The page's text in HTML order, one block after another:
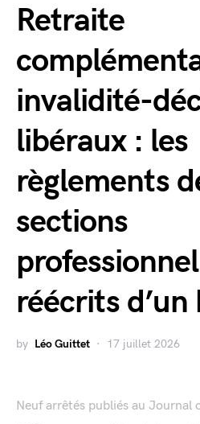
Retraite
invalidité-
libéraux : les
règlements
sections
réécrits d’un
by Léo Guittet 17 juillet 2026
Neuf arrêtés publiés au Journal